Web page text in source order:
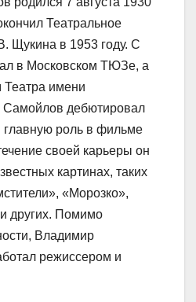
Театральное
Щукина в 1953 году. С
в Московском ТЮЗе, а
Театра имени
Самойлов дебютировал
главную роль в фильме
своей карьеры он
картинах, таких
«Морозко»,
других. Помимо
Владимир
режиссером и